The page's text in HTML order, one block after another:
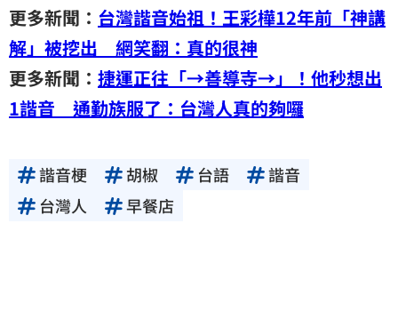
更多新聞： 台灣諧音始祖！王彩樺12年前「神講
解」被挖出 網笑翻：真的很神
更多新聞： 捷運正往「→善導寺→」！他秒想出
1諧音 通勤族服了：台灣人真的夠囉
諧音梗 胡椒 台語
諧音
台灣人
早餐店